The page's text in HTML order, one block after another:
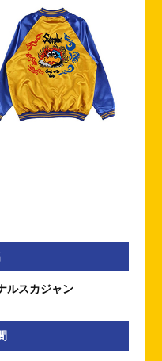
ルスカジャン